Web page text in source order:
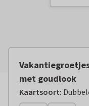
met goudlook
Kaartsoort:
Vanaf: € 2,99 excl.